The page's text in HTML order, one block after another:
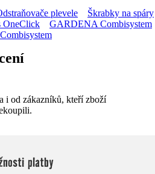
plevele
Škrabky na spáry
OneClick
GARDENA Combisystem
i od zákazníků, kteří zboží
platby